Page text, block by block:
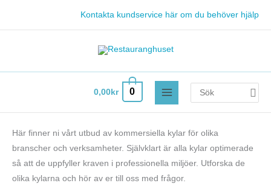
Kontakta kundservice här om du behöver hjälp
0,00kr 0
for:
Här finner ni vårt utbud av kommersiella kylar för olika
branscher och verksamheter. Självklart är alla kylar optimerade
så att de uppfyller kraven i professionella miljöer. Utforska de
olika kylarna och hör av er till oss med frågor.